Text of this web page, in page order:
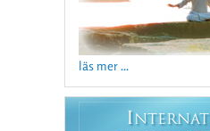
läs mer ...
I